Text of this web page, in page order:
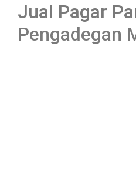
Jual Pagar
Pengadegan